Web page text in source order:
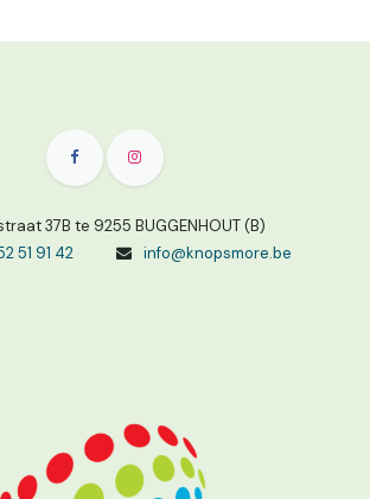
37B te 9255 BUGGENHOUT (B)
51 91 42
info@knopsmore.be